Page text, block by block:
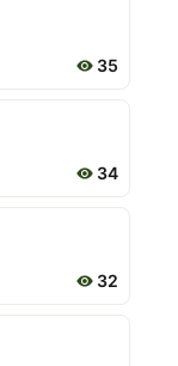
35
34
32